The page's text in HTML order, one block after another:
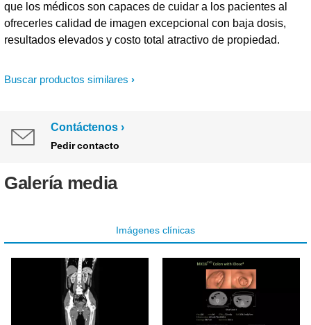
Buscar productos similares
que los médicos son capaces de cuidar a los pacientes al
ofrecerles calidad de imagen excepcional con baja dosis,
resultados elevados y costo total atractivo de propiedad.
Contáctenos
Pedir contacto
Galería media
Imágenes clínicas